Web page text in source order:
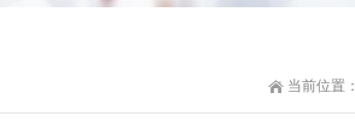
当前位置：